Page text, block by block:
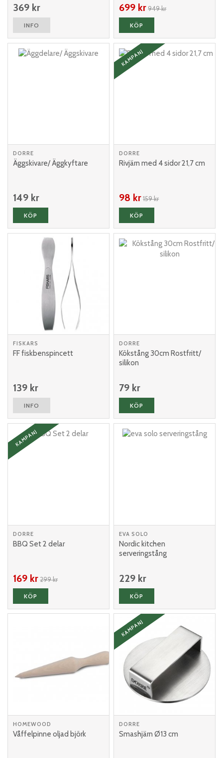
369 kr
INFO
699 kr 949 kr
KÖP
DORRE
Äggskivare/ Äggkyftare
149 kr
KÖP
DORRE
Rivjärn med 4 sidor 21,7 cm
KAMPANJ
98 kr 159 kr
KÖP
FISKARS
FF fiskbenspincett
139 kr
INFO
DORRE
Kökstång 30cm Rostfritt/
silikon
79 kr
KÖP
DORRE
BBQ Set 2 delar
KAMPANJ
169 kr299 kr
KÖP
EVA SOLO
Nordic kitchen
serveringstång
229 kr
KÖP
HOMEWOOD
Våffelpinne oljad björk
DORRE
Smashjärn Ø13 cm
KAMPANJ